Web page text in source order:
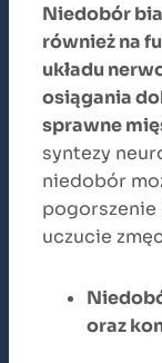
Niedobór
również na
układu
osiągania
sprawne
syntezy
niedobór
pogorszenie
uczucie
oraz